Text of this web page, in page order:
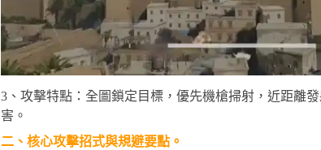
3、攻擊特點：全圖鎖定目標，優先機槍掃射，近距離
害。
二、核心攻擊招式與規避要點。